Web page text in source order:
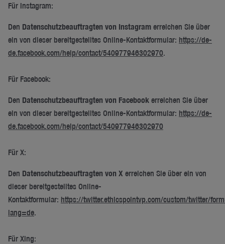
Für Instagram:
Den Datenschutzbeauftragten von Instagram erreichen Sie über
ein von dieser bereitgestelltes Online-Kontaktformular: https://de-
de.facebook.com/help/contact/540977946302970.
Für Facebook:
Den Datenschutzbeauftragten von Facebook erreichen Sie über
ein von dieser bereitgestelltes Online-Kontaktformular: https://de-
de.facebook.com/help/contact/540977946302970
Für X:
Den Datenschutzbeauftragten von X erreichen Sie über ein von
dieser bereitgestelltes Online-
Kontaktformular: https://twitter.ethicspointvp.com/custom/twitter/
lang=de.
Für Xing: